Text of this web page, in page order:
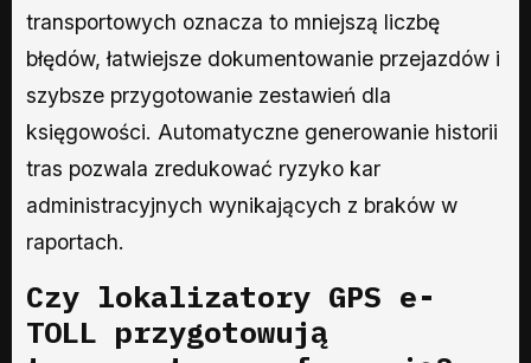
transportowych oznacza to mniejszą liczbę
błędów, łatwiejsze dokumentowanie przejazdów i
szybsze przygotowanie zestawień dla
księgowości. Automatyczne generowanie historii
tras pozwala zredukować ryzyko kar
administracyjnych wynikających z braków w
raportach.
Czy lokalizatory GPS e-
TOLL przygotowują